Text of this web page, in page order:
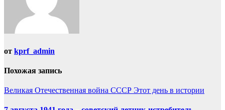
от kprf_admin
Похожая запись
Великая Отечественная война СССР Этот день в истории